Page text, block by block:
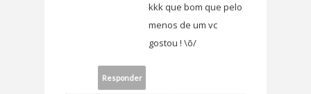
kkk que bom que pelo
menos de um vc
gostou ! \õ/
Responder